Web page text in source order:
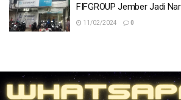
FIFGROUP Jember Jadi
11/02/2024 0